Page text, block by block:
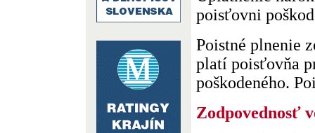
poisťovni
Poistné plnenie
platí poisťovňa
poškodeného.
Zodpovednosť